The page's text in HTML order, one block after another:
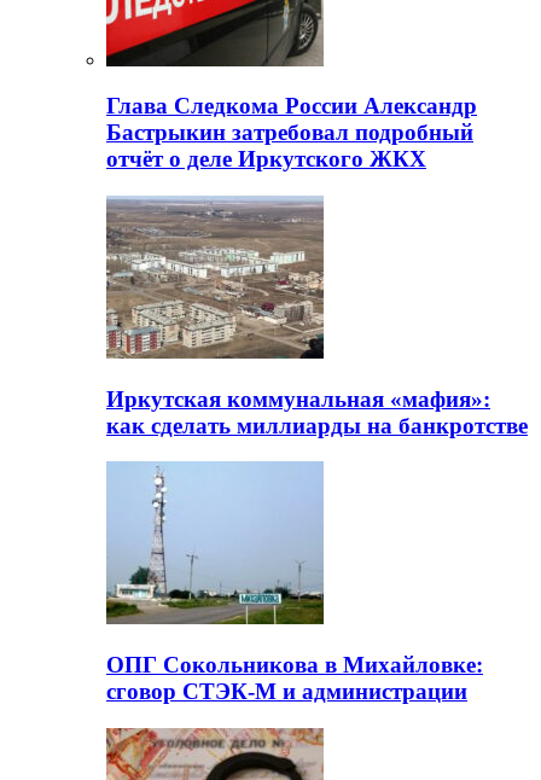
Глава Следкома России Александр
Бастрыкин затребовал подробный
отчёт о деле Иркутского ЖКХ
Иркутская коммунальная «мафия»:
как сделать миллиарды на банкротстве
ОПГ Сокольникова в Михайловке:
сговор СТЭК-М и администрации